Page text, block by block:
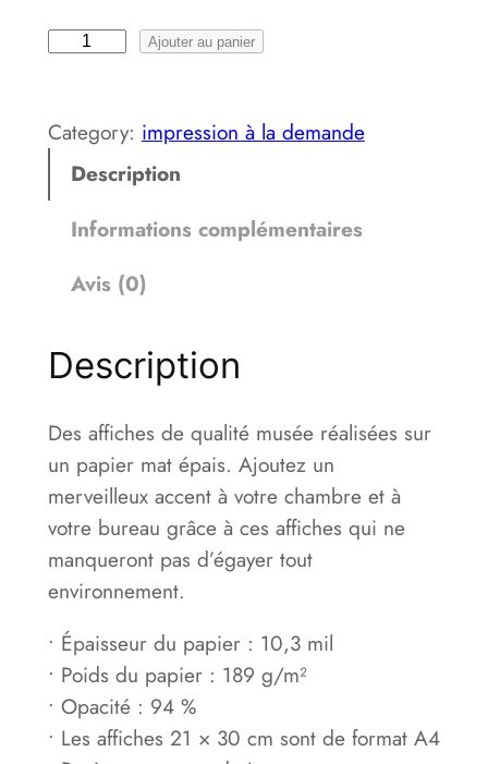
à
€
n
i
M
d
è
l
e
v
:
a
:
b
l
Ajouter au panier
Category: impression à la demande
Description
Informations complémentaires
Avis (0)
Description
Des affiches de qualité musée réalisées sur
un papier mat épais. Ajoutez un
merveilleux accent à votre chambre et à
votre bureau grâce à ces affiches qui ne
manqueront pas d’égayer tout
environnement.
• Épaisseur du papier : 10,3 mil
• Poids du papier : 189 g/m²
• Opacité : 94 %
• Les affiches 21 × 30 cm sont de format A4